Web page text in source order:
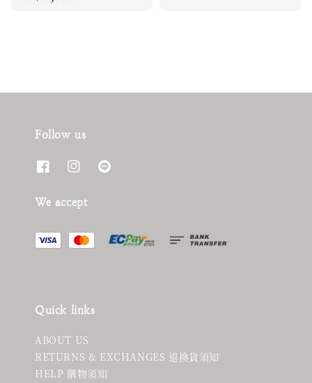
Follow us
We accept
Quick links
ABOUT US
RETURNS & EXCHANGES 退換貨須知
HELP 購物須知